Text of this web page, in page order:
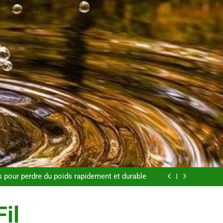
une peau éclatante grâce à The Ordinary
aux substituts de repas : guide et conseils
pratiques
perdre du poids rapidement et durable
ce qu’il faut savoir sur les saignements
perdre du poids rapidement et durable
ce qu’il faut savoir sur les saignements